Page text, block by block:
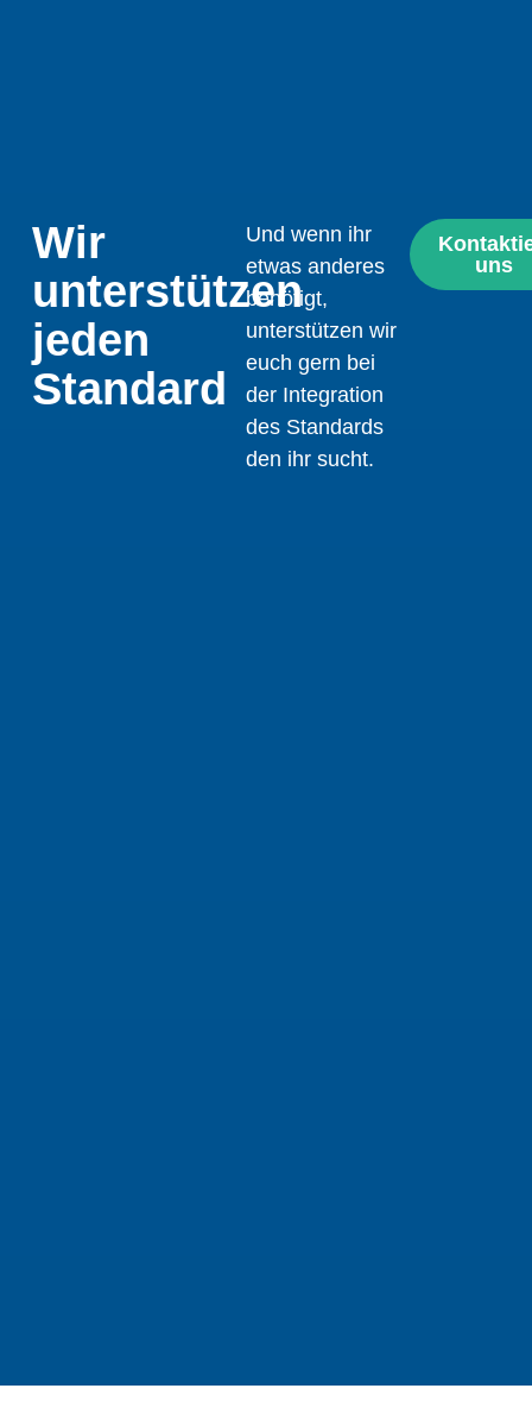
Wir
unterstützen
jeden
Standard
Und wenn ihr
etwas anderes
benötigt,
unterstützen wir
euch gern bei
der Integration
des Standards
den ihr sucht.
uns